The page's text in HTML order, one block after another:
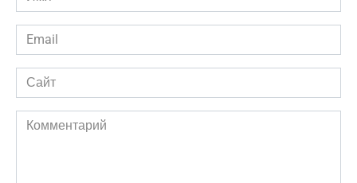
*
Email
*
Сайт
Комментарий